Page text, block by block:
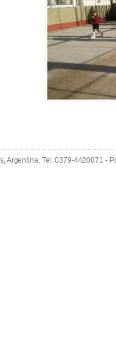
Argentina. Tel: 0379-4420071 -